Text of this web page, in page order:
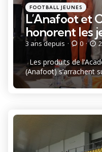
Catégories
Posté
dans
FOOTBALL JEUNES
L’Anafoot et
honorent les
3 ans depuis 0
Les produits de
(Anafoot) s’arrachent